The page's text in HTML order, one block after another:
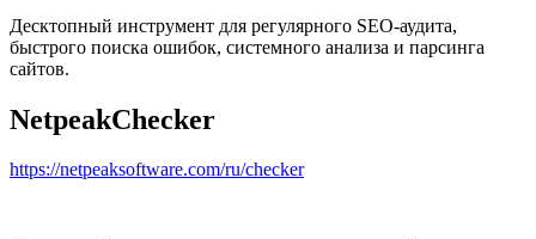
Десктопный инструмент для регулярного SEO-аудита,
быстрого поиска ошибок, системного анализа и парсинга
сайтов.
NetpeakChecker
https://netpeaksoftware.com/ru/checker